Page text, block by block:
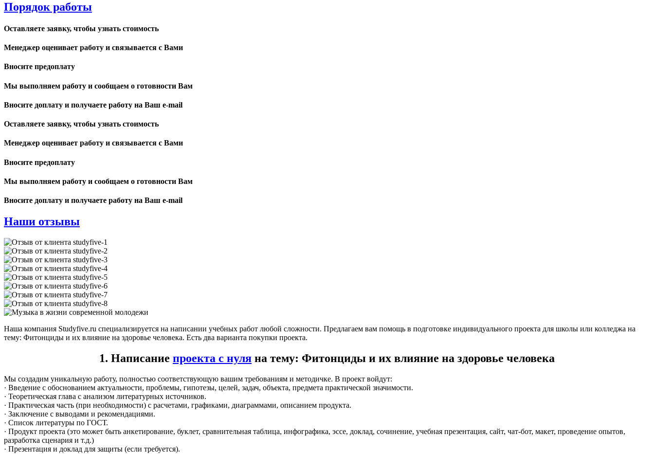
Порядок работы
Оставляете заявку, чтобы узнать стоимость
Менеджер оценивает работу и связывается с Вами
Вносите предоплату
Мы выполняем работу и сообщаем о готовности Вам
Вносите доплату и получаете работу на Ваш e-mail
Оставляете заявку, чтобы узнать стоимость
Менеджер оценивает работу и связывается с Вами
Вносите предоплату
Мы выполняем работу и сообщаем о готовности Вам
Вносите доплату и получаете работу на Ваш e-mail
Наши отзывы
Наша компания Studyfive.ru специализируется на написании учебных работ любой сложности. Предлагаем вам помощь в подготовке индивидуального проекта для школы или колледжа на
тему: Фитонциды и их влияние на здоровье человека. Есть два варианта покупки проекта.
1. Написание проекта с нуля на тему: Фитонциды и их влияние на здоровье человека
Мы создадим уникальную работу, полностью соответствующую вашим требованиям и методичке. В проект войдут:
· Введение с обоснованием актуальности, проблемы, гипотезы, целей, задач, объекта, предмета практической значимости.
· Теоретическая глава с анализом литературных источников.
· Практическая часть (при необходимости) с расчетами, графиками, диаграммами, описанием продукта.
· Заключение с выводами и рекомендациями.
· Список литературы по ГОСТ.
· Продукт проекта (это может быть анкетирование, буклет, сравнительная таблица, инфографика, эссе, доклад, сочинение, учебная презентация, сайт, чат-бот, макет, проведение опытов,
разработка сценария и т.д.)
· Презентация и доклад для защиты (если требуется).